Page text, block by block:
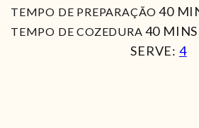
TEMPO DE PREPARAÇÃO 40
TEMPO DE COZEDURA 40MIN
MINS
SERVE: 4